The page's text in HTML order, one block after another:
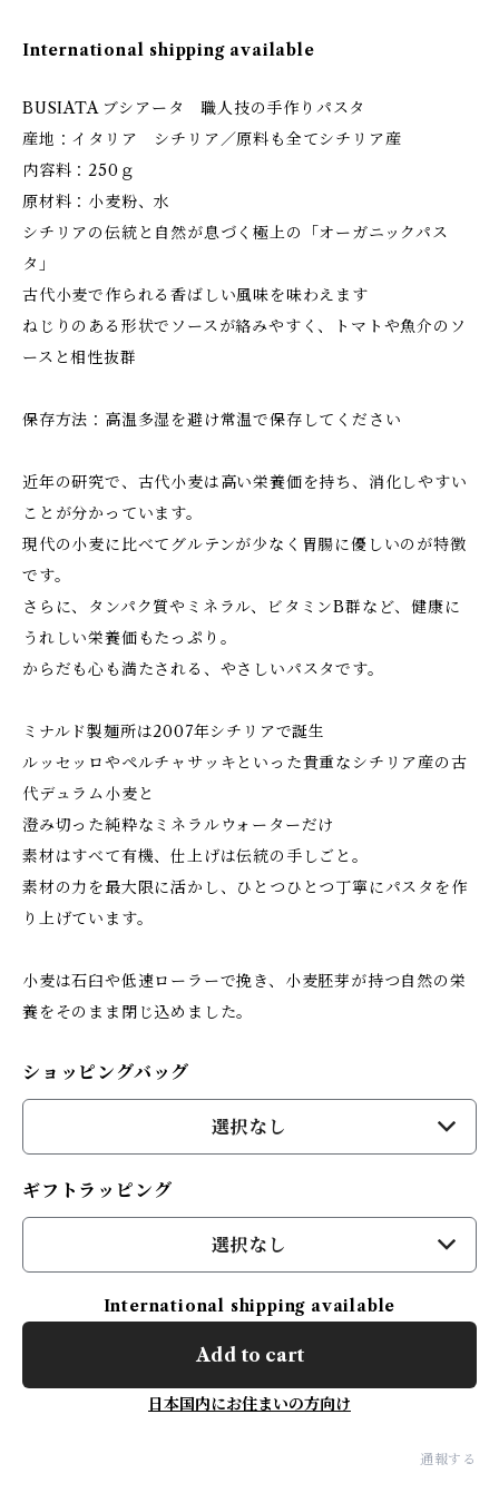
International shipping available
BUSIATA ブシアータ 職人技の手作りパスタ
産地：イタリア シチリア／原料も全てシチリア産
内容料：250ｇ
原材料：小麦粉、水
シチリアの伝統と自然が息づく極上の「オーガニックパス
タ」
古代小麦で作られる香ばしい風味を味わえます
ねじりのある形状でソースが絡みやすく、トマトや魚介のソ
ースと相性抜群
保存方法：高温多湿を避け常温で保存してください
近年の研究で、古代小麦は高い栄養価を持ち、消化しやすい
ことが分かっています。
現代の小麦に比べてグルテンが少なく胃腸に優しいのが特徴
です。
さらに、タンパク質やミネラル、ビタミンB群など、健康に
うれしい栄養価もたっぷり。
からだも心も満たされる、やさしいパスタです。
ミナルド製麺所は2007年シチリアで誕生
ルッセッロやペルチャサッキといった貴重なシチリア産の古
代デュラム小麦と
澄み切った純粋なミネラルウォーターだけ
素材はすべて有機、仕上げは伝統の手しごと。
素材の力を最大限に活かし、ひとつひとつ丁寧にパスタを作
り上げています。
小麦は石臼や低速ローラーで挽き、小麦胚芽が持つ自然の栄
養をそのまま閉じ込めました。
ショッピングバッグ
選択なし
ギフトラッピング
選択なし
International shipping available
Add to cart
日本国内にお住まいの方向け
通報する